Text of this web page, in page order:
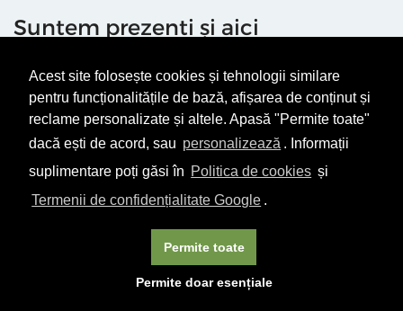
Acest site folosește cookies și tehnologii similare
pentru funcționalitățile de bază, afișarea de conținut și
reclame personalizate și altele. Apasă "Permite toate"
dacă ești de acord, sau personalizează . Informații
suplimentare poți găsi în Politica de cookies și
Termenii de confidențialitate Google .
Permite doar esențiale
Permite toate
Suntem prezenti și aici
Politică de Confidențialitate
ANPC